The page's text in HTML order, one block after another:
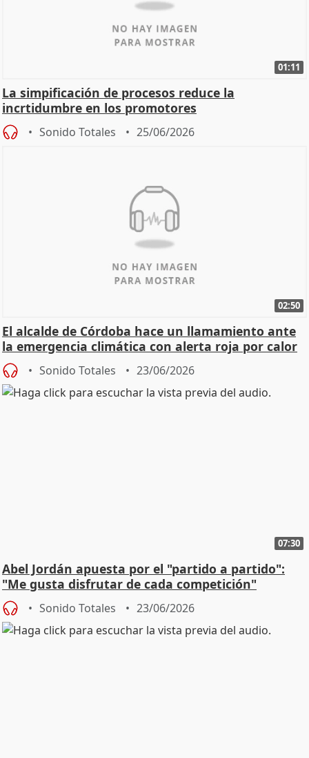
01:11
La simpificación de procesos reduce la
incrtidumbre en los promotores
Sonido Totales 25/06/2026
02:50
El alcalde de Córdoba hace un llamamiento ante
la emergencia climática con alerta roja por calor
Sonido Totales 23/06/2026
07:30
Abel Jordán apuesta por el "partido a partido":
"Me gusta disfrutar de cada competición"
Sonido Totales 23/06/2026